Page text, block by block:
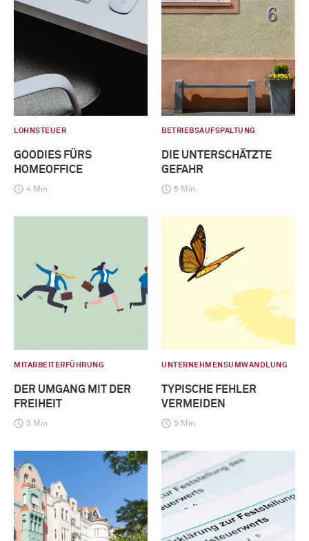
LOHNSTEUER
GOODIES FÜRS
HOMEOFFICE
4 Min
BETRIEBSAUFSPALTUNG
DIE UNTERSCHÄTZTE
GEFAHR
5 Min
MITARBEITERFÜHRUNG
DER UMGANG MIT DER
FREIHEIT
3 Min
UNTERNEHMENSUMWANDLUNG
TYPISCHE FEHLER
VERMEIDEN
5 Min